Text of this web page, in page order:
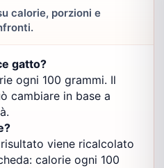
calorie, porzioni e
gatto?
ogni 100 grammi. Il
cambiare in base a
viene ricalcolato
calorie ogni 100